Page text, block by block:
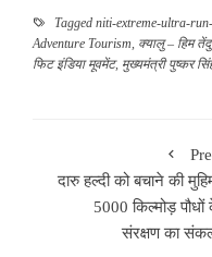
Tagged niti-extreme-ultra-
Adventure Tourism, क्यालु – हिम
फिट इंडिया मूवमेंट, मुख्यमंत्री पुष्कर
दारु हल्दी को बचाने की
5000 किल्मोड़ पौधों
संरक्षण का